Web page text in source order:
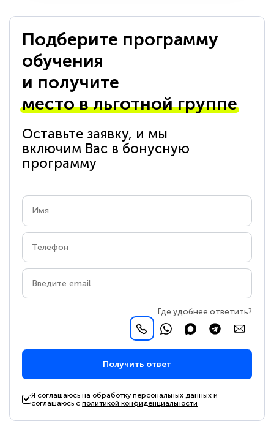
Подберите программу
обучения
и получите
место в льготной группе
Оставьте заявку, и мы
включим Вас в бонусную
программу
Где удобнее ответить?
Получить ответ
Я соглашаюсь на обработку персональных данных и
соглашаюсь сполитикой конфиденциальности